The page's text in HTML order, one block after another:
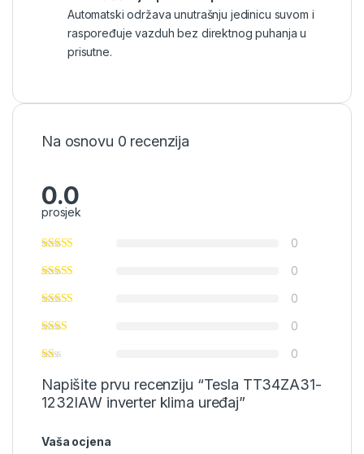
Automatski održava unutrašnju jedinicu suvom i
raspoređuje vazduh bez direktnog puhanja u
prisutne.
Na osnovu 0 recenzija
0.0
prosjek
0
0
0
0
0
Napišite prvu recenziju “Tesla TT34ZA31-
1232IAW inverter klima uređaj”
Vaša ocjena